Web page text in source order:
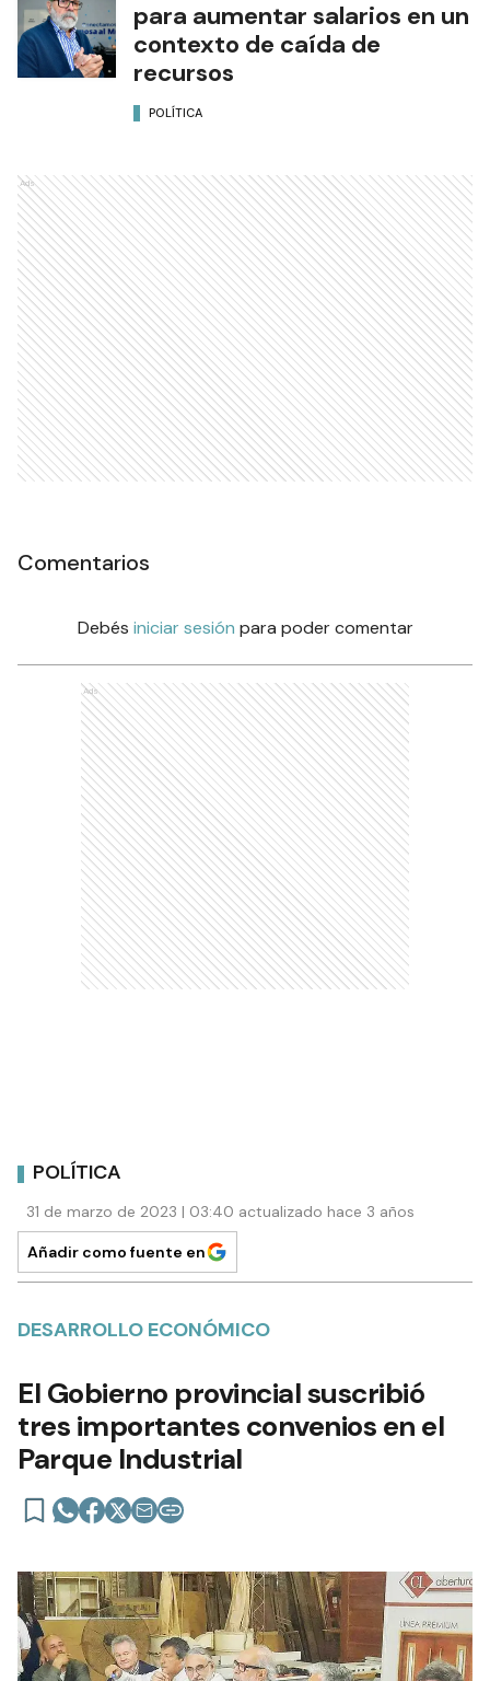
para aumentar salarios en un
contexto de caída de
recursos
POLÍTICA
Ads
Comentarios
Debés iniciar sesión para poder comentar
Ads
POLÍTICA
31 de marzo de 2023 | 03:40 actualizado hace 3 años
Añadir como fuente en
DESARROLLO ECONÓMICO
El Gobierno provincial suscribió
tres importantes convenios en el
Parque Industrial